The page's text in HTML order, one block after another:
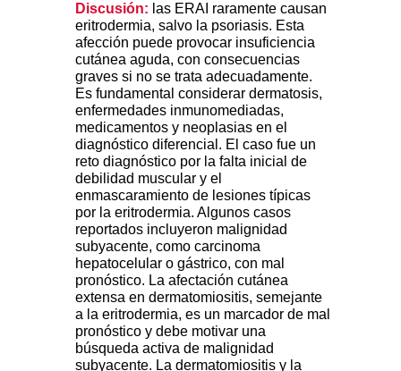
Discusión: las ERAI raramente causan
eritrodermia, salvo la psoriasis. Esta
afección puede provocar insuficiencia
cutánea aguda, con consecuencias
graves si no se trata adecuadamente.
Es fundamental considerar dermatosis,
enfermedades inmunomediadas,
medicamentos y neoplasias en el
diagnóstico diferencial. El caso fue un
reto diagnóstico por la falta inicial de
debilidad muscular y el
enmascaramiento de lesiones típicas
por la eritrodermia. Algunos casos
reportados incluyeron malignidad
subyacente, como carcinoma
hepatocelular o gástrico, con mal
pronóstico. La afectación cutánea
extensa en dermatomiositis, semejante
a la eritrodermia, es un marcador de mal
pronóstico y debe motivar una
búsqueda activa de malignidad
subyacente. La dermatomiositis y la